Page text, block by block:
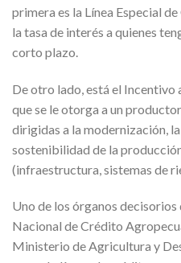
primera es la Línea Especial
la tasa de interés a quienes
corto plazo.
De otro lado, está el Incentivo
que se le otorga a un
dirigidas a la modernización,
sostenibilidad de la
(infraestructura, sistemas de
Uno de los órganos
Nacional de Crédito
Ministerio de Agricultura y